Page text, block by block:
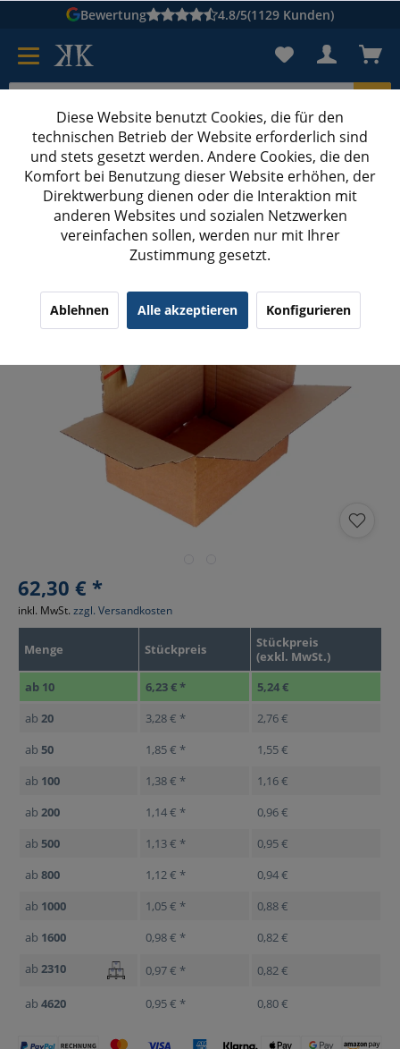
Bewertung 4.8/5(1129 Kunden)
Karton suchen
Kartons bedruckenKartons nach Maß
GLS Paketklasse XS
229x164x50-115 mm Fix-Aufrichtekartons A5+
62,30 € *
Menge Stückpreis
Stückpreis
(exkl. MwSt.)
ab 10 6,23 € *
5,24 €
ab 20 3,28 € *
2,76 €
ab 50 1,85 € *
1,55 €
ab 100 1,38 € *
1,16 €
ab 200 1,14 € *
0,96 €
ab 500 1,13 € *
0,95 €
ab 800 1,12 € *
0,94 €
ab 1000 1,05 € *
0,88 €
ab 1600 0,98 € *
0,82 €
ab 2310 0,97 € * 0,82 €
ab 4620 0,95 € * 0,80 €
inkl. MwSt. zzgl. Versandkosten
Diese Website benutzt Cookies, die für den
technischen Betrieb der Website erforderlich sind
und stets gesetzt werden. Andere Cookies, die den
Komfort bei Benutzung dieser Website erhöhen, der
Direktwerbung dienen oder die Interaktion mit
anderen Websites und sozialen Netzwerken
vereinfachen sollen, werden nur mit Ihrer
Zustimmung gesetzt.
Ablehnen Alle akzeptieren Konfigurieren